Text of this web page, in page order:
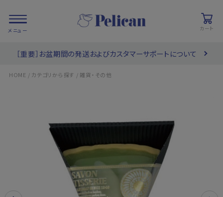
カート
PRODUCTS / 商品を探す
COLLECTIONS/ ブランド一覧
［重要］お盆期間の発送およびカスタマーサポートについて
HOME / カテゴリから探す / 雑貨・その他